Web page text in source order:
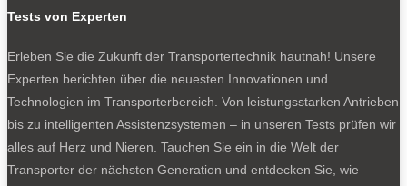
Tests von Experten
Erleben Sie die Zukunft der Transportertechnik hautnah! Unsere
Experten berichten über die neuesten Innovationen und
Technologien im Transporterbereich. Von leistungsstarken Antrieben
bis zu intelligenten Assistenzsystemen – in unseren Tests prüfen wir
alles auf Herz und Nieren. Tauchen Sie ein in die Welt der
Transporter der nächsten Generation und entdecken Sie, wie